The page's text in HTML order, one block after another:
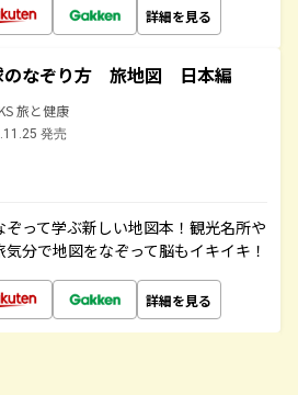
詳細を見る
のなぞり方 旅地図 日本編
旅と健康
発売
って学ぶ新しい地図本！観光名所や
分で地図をなぞって脳もイキイキ！
詳細を見る